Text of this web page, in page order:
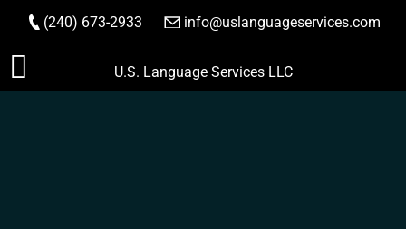
Saltar
(240) 673-2933 info@uslanguageservices.com
HACER PEDIDO
U.S. Language Services LLC